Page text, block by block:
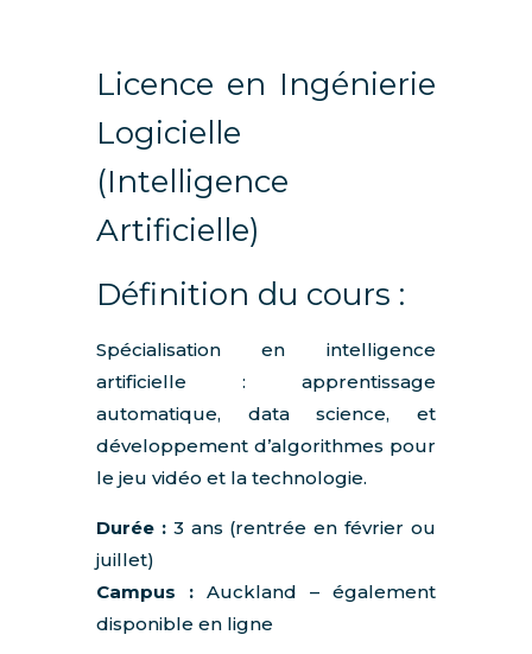
Licence en Ingénierie
Logicielle
(Intelligence
Artificielle)
Définition du cours :
Spécialisation en intelligence
artificielle : apprentissage
automatique, data science, et
développement d’algorithmes pour
le jeu vidéo et la technologie.
Durée :3 ans (rentrée en février ou
juillet)
Campus :Auckland – également
disponible en ligne